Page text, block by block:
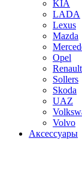
KIA
LADA
Lexus
Mazda
Opel
Renault
Sollers
Skoda
UAZ
Volvo
Аксессуары